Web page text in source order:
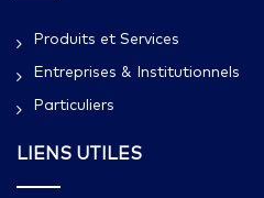
Produits et Services
Entreprises & Institutionnels
Particuliers
LIENS UTILES